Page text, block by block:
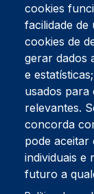
Tel:234 390 100
Endereço Postal
Apartado 42
Rua Gil Eanes 31
3834-908
Estúdios
Rua Prior Guerra
Edifício do
3830-556
cookies
facilidade de
cookies de
gerar dados
e
usados para
relevantes.
concorda
pode aceitar
individuais e
futuro a